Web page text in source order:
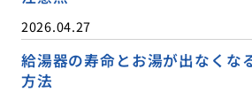
2026.04.27
給湯器の寿命とお湯が出なくな
方法